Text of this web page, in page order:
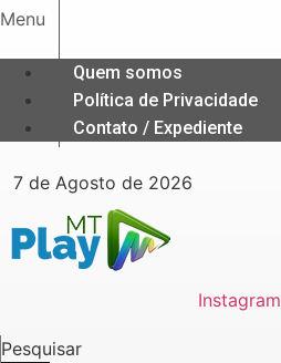
Ir
o
conteúdo
Menu
Quem somos
Política de Privacidade
Contato / Expediente
7 de Agosto de 2026
Instagram
Pesquisar